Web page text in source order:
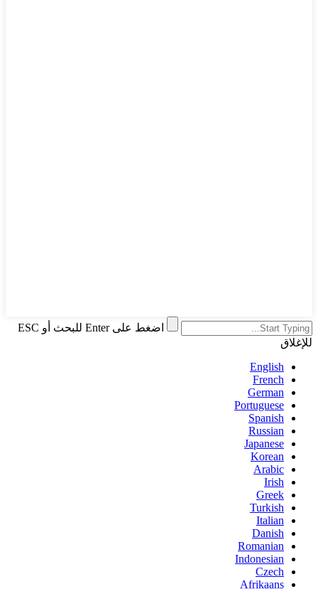
اضغط على Enter للبحث أو ESC
للإغلاق
English
French
German
Portuguese
Spanish
Russian
Japanese
Korean
Arabic
Irish
Greek
Turkish
Italian
Danish
Romanian
Indonesian
Czech
Afrikaans